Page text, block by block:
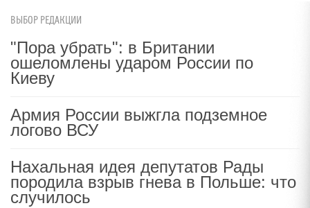
ВЫБОР РЕДАКЦИИ
"Пора убрать": в Британии
ошеломлены ударом России по
Киеву
Армия России выжгла подземное
логово ВСУ
Нахальная идея депутатов Рады
породила взрыв гнева в Польше: что
случилось